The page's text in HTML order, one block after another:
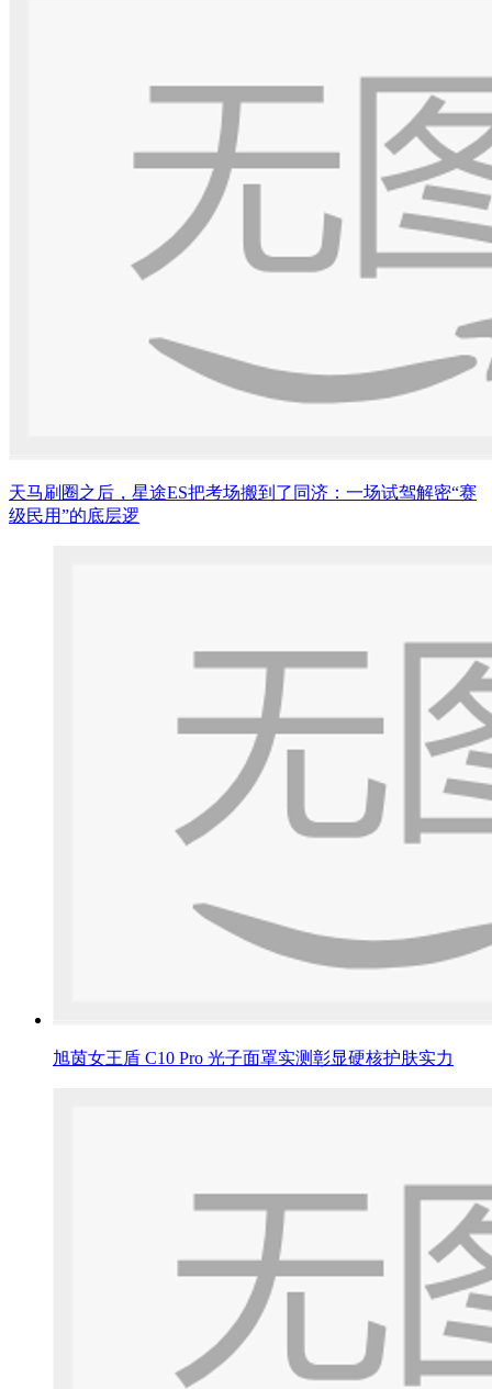
天马刷圈之后，星途ES把考场搬到了同济：一场试驾解密“赛
级民用”的底层逻
旭茵女王盾 C10 Pro 光子面罩实测彰显硬核护肤实力